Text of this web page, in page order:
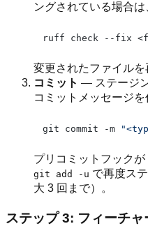
ングされている場合
変更されたファイルを
コミット — ステージ
コミットメッセージ
git commit -m
プリコミットフックが
git add -u で再度ス
大 3 回まで）。
ステップ 3: フィーチ